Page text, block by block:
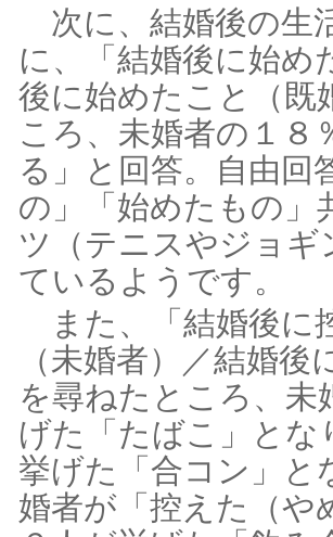
次に、結婚後の生
に、「結婚後に始め
後に始めたこと（既
ころ、未婚者の１８
る」と回答。自由回
の」「始めたもの」
ツ（テニスやジョ
ているようです。
また、「結婚後に
（未婚者）／結婚
を尋ねたところ、未
げた「たばこ」とな
挙げた「合コン」と
婚者が「控えた（や